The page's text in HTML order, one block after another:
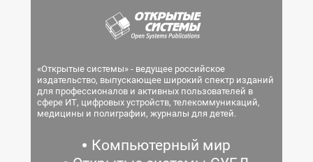
«Открытые системы» - ведущее российское
издательство, выпускающее широкий спектр изданий
для профессионалов и активных пользователей в
сфере ИТ, цифровых устройств, телекоммуникаций,
медицины и полиграфии, журналы для детей.
Компьютерный мир